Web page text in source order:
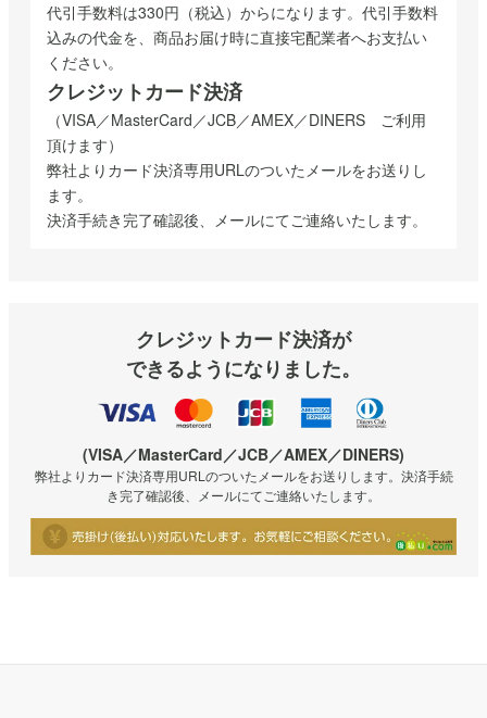
代引手数料は330円（税込）からになります。代引手数料
込みの代金を、商品お届け時に直接宅配業者へお支払い
ください。
クレジットカード決済
（VISA／MasterCard／JCB／AMEX／DINERS ご利用
頂けます）
弊社よりカード決済専用URLのついたメールをお送りし
ます。
決済手続き完了確認後、メールにてご連絡いたします。
クレジットカード決済が
できるようになりました。
(VISA／MasterCard／JCB／AMEX／DINERS)
弊社よりカード決済専用URLのついたメールをお送りします。決済手続
き完了確認後、メールにてご連絡いたします。